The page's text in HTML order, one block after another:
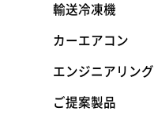
輸送冷凍機
カーエアコン
エンジニアリング
ご提案製品